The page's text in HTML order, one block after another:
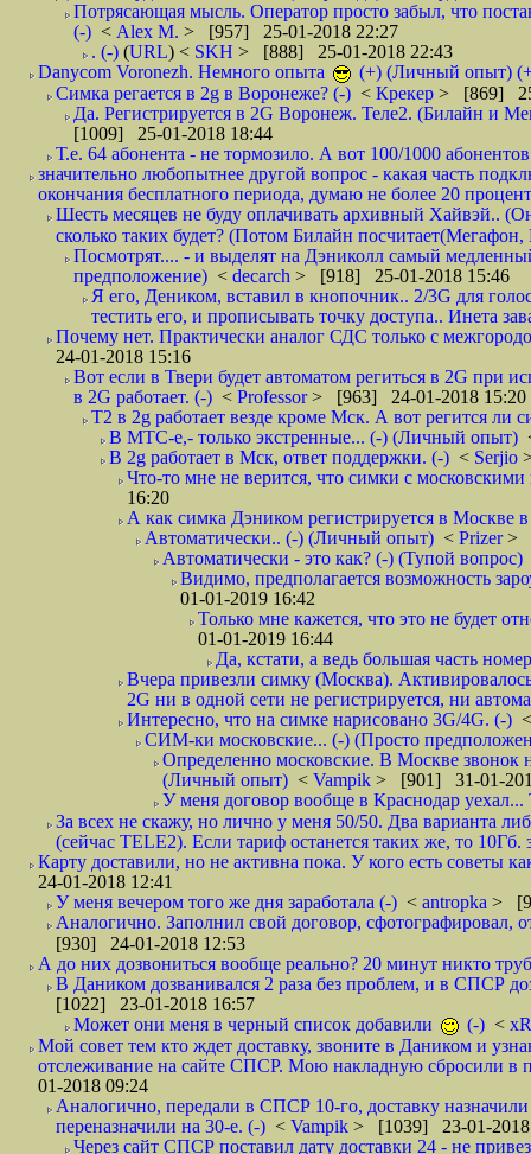
Потрясающая мысль. Оператор просто забыл, что
(-) < Alex M. > [957] 25-01-2018 22:27
. (-) (URL) < SKH > [888] 25-01-2018 22:43
Danycom Voronezh. Немного опыта
(+) (Личный опыт)
Симка регается в 2g в Воронеже? (-) < Крекер > [869]
Да. Регистрируется в 2G Воронеж. Теле2. (Билайн и
[1009] 25-01-2018 18:44
Т.е. 64 абонента - не тормозило. А вот 100/1000
значительно любопытнее другой вопрос - какая часть
окончания бесплатного периода, думаю не более 20
Шесть месяцев не буду оплачивать архивный Хайвэй..
сколько таких будет? (Потом Билайн
Посмотрят.... - и выделят на Дэниколл самый
предположение) < decarch > [918] 25-01-2018 15:46
Я его, Деником, вставил в кнопочник.. 2/3G для
тестить его, и прописывать точку доступа.. Инета
Почему нет. Практически аналог СДС только с
24-01-2018 15:16
Вот если в Твери будет автоматом региться в 2G при
в 2G работает. (-) < Professor> [963] 24-01-2018 15:20
T2 в 2g работает везде кроме Мск. А вот регится
В МТС-е,- только экстренные... (-) (Личный опыт)
В 2g работает в Мск, ответ поддержки. (-) < Serjio
Что-то мне не верится, что симки с
16:20
А как симка Дэником регистрируется в Москве
Автоматически.. (-) (Личный опыт) < Prizer>
Автоматически - это как? (-) (Тупой вопрос)
Видимо, предполагается возможность
01-01-2019 16:42
Только мне кажется, что это не будет
01-01-2019 16:44
Да, кстати, а ведь большая часть
Вчера привезли симку (Москва).
2G ни в одной сети не регистрируется, ни
Интересно, что на симке нарисовано 3G/4G. (-)
СИМ-ки московские... (-) (Просто
Определенно московские. В Москве звонок
(Личный опыт) < Vampik > [901] 31-01-
У меня договор вообще в Краснодар
За всех не скажу, но лично у меня 50/50. Два варианта
(сейчас TELE2). Если тариф останется таких же, то
Карту доставили, но не активна пока. У кого есть советы
24-01-2018 12:41
У меня вечером того же дня заработала (-) < antropka >
Аналогично. Заполнил свой договор,
[930] 24-01-2018 12:53
А до них дозвониться вообще реально? 20 минут никто
В Даником дозванивался 2 раза без проблем, и в СПСР
[1022] 23-01-2018 16:57
Может они меня в черный список добавили
(-) <
Мой совет тем кто ждет доставку, звоните в Даником и
отслеживание на сайте СПСР. Мою накладную сбросили
01-2018 09:24
Аналогично, передали в СПСР 10-го, доставку
переназначили на 30-е. (-) < Vampik > [1039] 23-01-2018
Через сайт СПСР поставил дату доставки 24 - не